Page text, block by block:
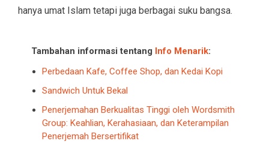
hanya umat Islam tetapi juga berbagai suku bangsa.
Tambahan informasi tentang Info Menarik:
Perbedaan Kafe, Coffee Shop, dan Kedai Kopi
Sandwich Untuk Bekal
Penerjemahan Berkualitas Tinggi oleh Wordsmith
Group: Keahlian, Kerahasiaan, dan Keterampilan
Penerjemah Bersertifikat